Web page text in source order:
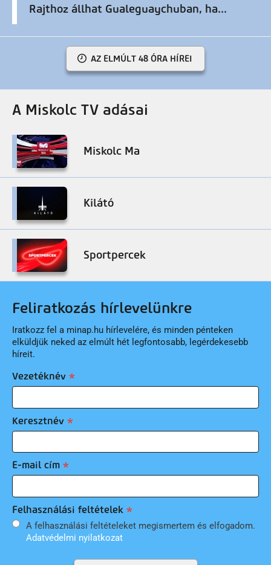
Rajthoz állhat Gualeguaychuban, ha...
AZ ELMÚLT 48 ÓRA HÍREI
A Miskolc TV adásai
Miskolc Ma
Kilátó
Sportpercek
Feliratkozás hírlevelünkre
Iratkozz fel a minap.hu hírlevelére, és minden pénteken
elküldjük neked az elmúlt hét legfontosabb, legérdekesebb
híreit.
Vezetéknév
Keresztnév
E-mail cím
Felhasználási feltételek
A felhasználási feltételeket megismertem és elfogadom.
Adatvédelmi nyilatkozat